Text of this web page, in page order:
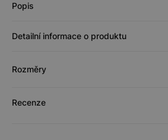
Popis
Detailní informace o produktu
Rozměry
Recenze